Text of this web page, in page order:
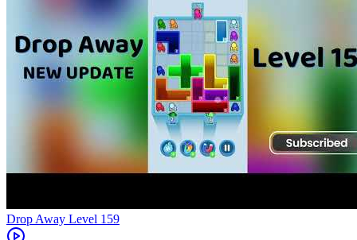
Level 159